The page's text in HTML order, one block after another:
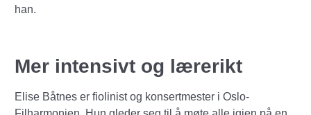
han.
Mer intensivt og lærerikt
Elise Båtnes er fiolinist og konsertmester i Oslo-